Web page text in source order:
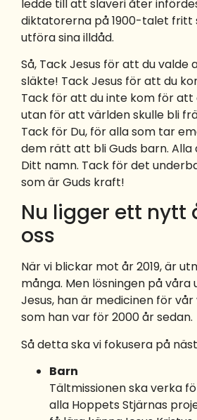
ledde till att slaveri åter
diktatorerna på 1900-talet fritt
utföra sina illdåd.
Så, Tack Jesus för att du valde
släkte! Tack Jesus för att du
Tack för att du inte kom för att
utan för att världen skulle bli
Tack för Du, för alla som tar
dem rätt att bli Guds barn.
Ditt namn. Tack för det
som är Guds kraft!
Nu ligger ett nytt
oss
När vi blickar mot år 2019, är
många. Men lösningen på
Jesus, han är medicinen för
som han var för 2000 år sedan.
Så detta ska vi fokusera på
Barn
Tältmissionen ska verka
alla Hoppets Stjärnas